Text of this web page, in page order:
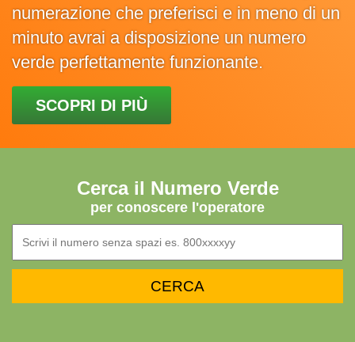
numerazione che preferisci e in meno di un
minuto avrai a disposizione un numero
verde perfettamente funzionante.
SCOPRI DI PIÙ
Cerca il Numero Verde
per conoscere l'operatore